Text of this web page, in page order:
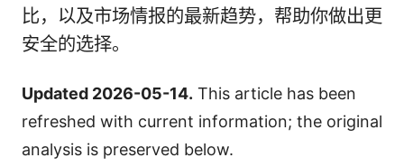
比，以及市场情报的最新趋势，帮助你做出更
安全的选择。
Updated 2026-05-14. This article has been
refreshed with current information; the original
analysis is preserved below.